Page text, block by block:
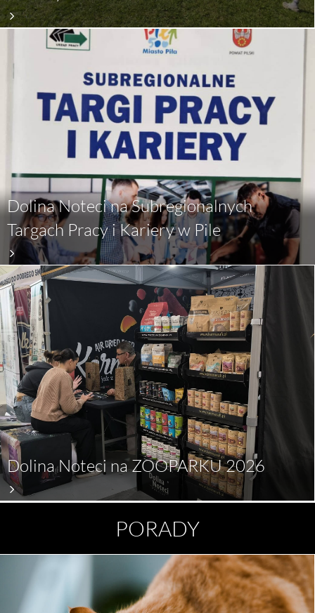
Dolina Noteci na Subregionalnych
Targach Pracy i Kariery w Pile
Dolina Noteci na ZOOPARKU 2026
PORADY